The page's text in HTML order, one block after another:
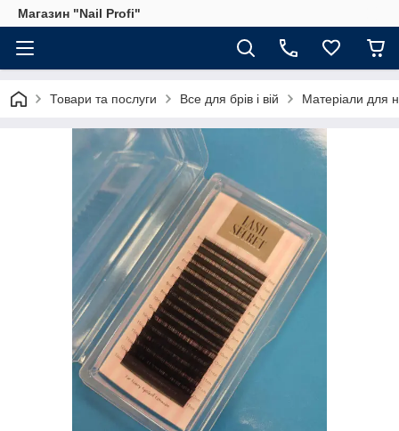
Магазин "Nail Profi"
Товари та послуги Все для брів і вій Матеріали для